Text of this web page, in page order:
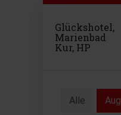
Glückshotel,
Marienbad
Kur, HP
Alle Aug